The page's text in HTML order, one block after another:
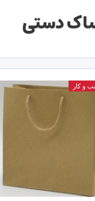
دستی
و کار